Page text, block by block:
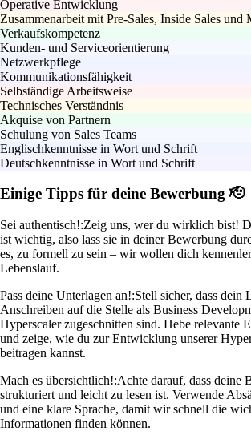
Operative Entwicklung
Zusammenarbeit mit Pre-Sales, Inside Sales und
Verkaufskompetenz
Kunden- und Serviceorientierung
Netzwerkpflege
Kommunikationsfähigkeit
Selbständige Arbeitsweise
Technisches Verständnis
Akquise von Partnern
Schulung von Sales Teams
Englischkenntnisse in Wort und Schrift
Deutschkenntnisse in Wort und Schrift
Einige Tipps für deine Bewerbung 🫡
Sei authentisch!:Zeig uns, wer du wirklich bist!
ist wichtig, also lass sie in deiner Bewerbung
es, zu formell zu sein – wir wollen dich
Lebenslauf.
Pass deine Unterlagen an!:Stell sicher, dass dein
Anschreiben auf die Stelle als Business
Hyperscaler zugeschnitten sind. Hebe relevante
und zeige, wie du zur Entwicklung unserer
beitragen kannst.
Mach es übersichtlich!:Achte darauf, dass deine
strukturiert und leicht zu lesen ist. Verwende
und eine klare Sprache, damit wir schnell die
Informationen finden können.